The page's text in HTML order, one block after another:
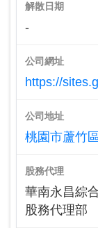
解散日期
-
公司網址
https://
公司地址
桃園市蘆竹
股務代理
華南永昌綜
股務代理部